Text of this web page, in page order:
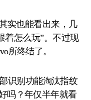
实也能看出来，几
着怎么玩”。不过现
所终结了。
识别功能淘汰指纹
吗？年仅半年就看